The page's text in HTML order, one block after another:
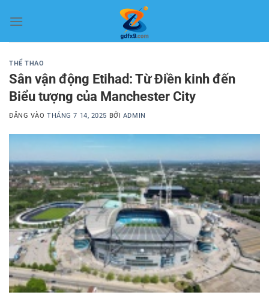
qua
THỂ THAO
Sân vận động Etihad: Từ Điền kinh đến
Biểu tượng của Manchester City
ĐĂNG VÀOTHÁNG 7 14, 2025 BỞI ADMIN